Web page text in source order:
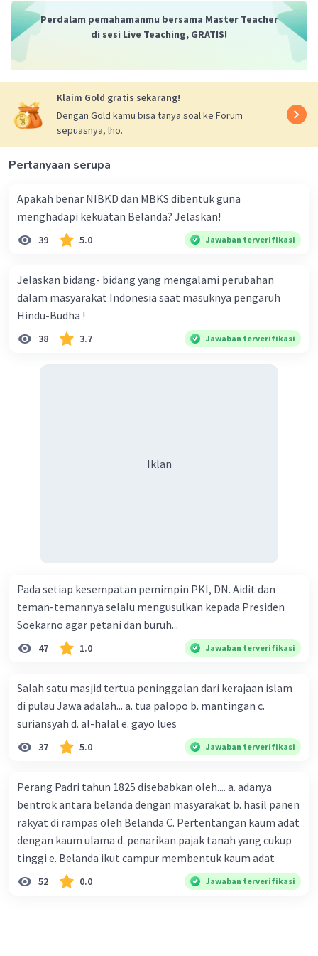
jawaban yang benar adalah d) 3,5.
04 November 2024 07:28
Dukungan Palestina terhadap kedaulatan Indonesia
sudah disampaikan sebelum proklamasi kemerdekaan
Al-Husaini mengucapkan selamat kepada bangsa
radio berbahasa Arab di Berlin, Jerman. Momentum
yang mendasari dukungan Palestina tersebut adalah....
Beri Rating Balas
Gayoeh A Level 1
04 Desember 2024 01:27
Perhatikan pernyataan berikut ini .
3. Melakukan pemboikotan terhadap kapal-kapal
5. Menggagas resolusi bangsa-bangsa Asia-Afrika yang
mengecam agresi militer Belanda ke Yogyakarta pada
Desember 1948.
kemerdekaan Indonesia. Bentuk dukungan Australia
terhadap kemerdekaan RI ditunjukkan oleh nomor...
2 points
Beri Rating 0.0 0)
Perdalam pemahamanmu bersama Master Teacher
di sesi Live Teaching, GRATIS!
Klaim Gold gratis sekarang!
Dengan Gold kamu bisa tanya soal ke Forum
sepuasnya, lho.
Pertanyaan serupa
Apakah benar NIBKD dan MBKS dibentuk guna
menghadapi kekuatan Belanda? Jelaskan!
39 5.0 Jawaban terverifikasi
Jelaskan bidang- bidang yang mengalami perubahan
dalam masyarakat Indonesia saat masuknya pengaruh
Hindu-Budha !
38 3.7 Jawaban terverifikasi
Iklan
Pada setiap kesempatan pemimpin PKI, DN. Aidit dan
teman-temannya selalu mengusulkan kepada Presiden
Soekarno agar petani dan buruh...
47 1.0 Jawaban terverifikasi
Salah satu masjid tertua peninggalan dari kerajaan islam
di pulau Jawa adalah... a. tua palopo b. mantingan c.
suriansyah d. al-halal e. gayo lues
37 5.0 Jawaban terverifikasi
Perang Padri tahun 1825 disebabkan oleh.... a. adanya
bentrok antara belanda dengan masyarakat b. hasil panen
rakyat di rampas oleh Belanda C. Pertentangan kaum adat
dengan kaum ulama d. penarikan pajak tanah yang cukup
tinggi e. Belanda ikut campur membentuk kaum adat
52 0.0 Jawaban terverifikasi